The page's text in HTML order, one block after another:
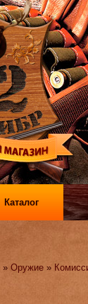
Каталог
»Оружие »